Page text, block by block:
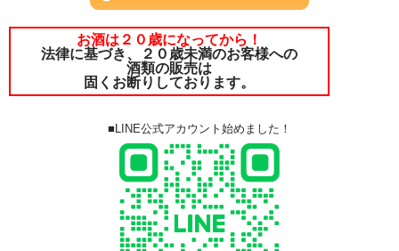
お酒は２０歳になってから！
法律に基づき、２０歳未満のお客様への
酒類の販売は
固くお断りしております。
■LINE公式アカウント始めました！